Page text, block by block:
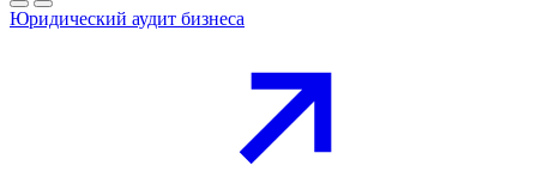
Юридический аудит бизнеса